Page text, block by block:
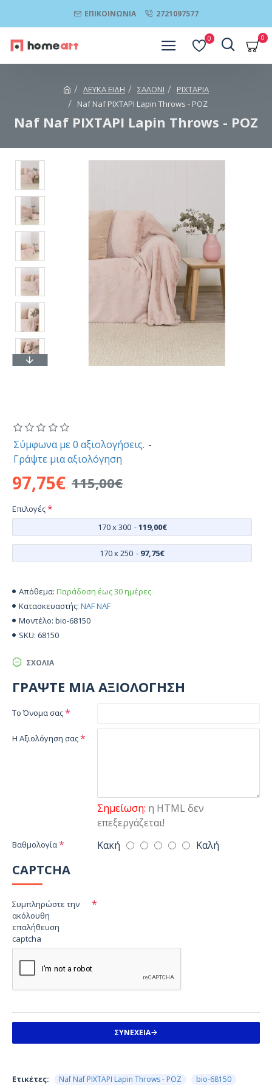
ΕΠΙΚΟΙΝΩΝΊΑ 2721097577
0 0
ΛΕΥΚΑ ΕΙΔΗ ΣΑΛΟΝΙ
ΡΙΧΤΑΡΙΑ
Naf Naf ΡΙΧΤΑΡΙ Lapin Throws - ΡΟΖ
Naf Naf ΡΙΧΤΑΡΙ Lapin Throws - ΡΟΖ
Απόθεμα: Παράδοση έως 30 ημέρες
Κατασκευαστής: NAF NAF
Μοντέλο: bio-68150
SKU: 68150
Σύμφωνα με 0 αξιολογήσεις. -
Γράψτε μια αξιολόγηση
97,75€ 115,00€
Επιλογές
170 x 300 -119,00€
170 x 250 - 97,75€
ΣΧΌΛΙΑ
ΓΡΆΨΤΕ ΜΙΑ ΑΞΙΟΛΌΓΗΣΗ
Το Όνομα σας
Η Αξιολόγηση σας
Σημείωση: η HTML δεν
επεξεργάζεται!
Βαθμολογία Κακή Καλή
CAPTCHA
Συμπληρώστε την
ακόλουθη
επαλήθευση
captcha
ΣΥΝΈΧΕΙΑ
Ετικέτες: Naf Naf ΡΙΧΤΑΡΙ Lapin Throws - ΡΟΖ bio-68150